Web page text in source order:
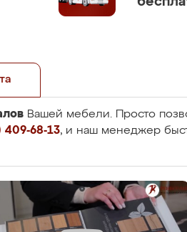
Вашей мебели. Просто
409-68-13, и наш менеджер